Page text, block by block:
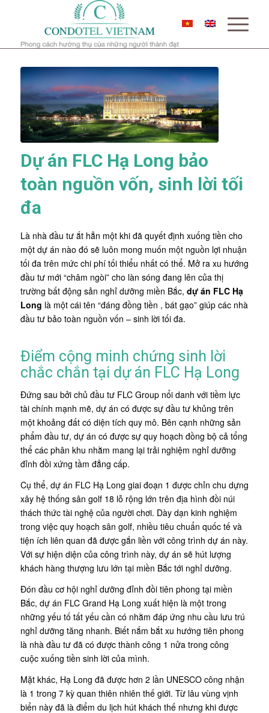
Dự án FLC Hạ Long bảo
toàn nguồn vốn, sinh lời tối
đa
Là nhà đầu tư ắt hẳn một khi đã quyết định xuống tiền cho
một dự án nào đó sẽ luôn mong muốn một nguồn lợi nhuận
tối đa trên mức chi phí tối thiểu nhất có thể. Mở ra xu hướng
đầu tư mới “châm ngòi” cho làn sóng đang lên của thị
trường bất động sản nghỉ dưỡng miền Bắc, dự án FLC Hạ
Long là một cái tên “đáng đồng tiền , bát gạo” giúp các nhà
đầu tư bảo toàn nguồn vốn – sinh lời tối đa.
Điểm cộng minh chứng sinh lời
chắc chắn tại dự án FLC Hạ Long
Đứng sau bởi chủ đầu tư FLC Group nổi danh với tiềm lực
tài chính mạnh mẽ, dự án có được sự đầu tư khủng trên
một khoảng đất có diện tích quy mô. Bên cạnh những sản
phẩm đầu tư, dự án có được sự quy hoạch đồng bộ cả tổng
thể các phân khu nhằm mang lại trải nghiệm nghỉ dưỡng
đỉnh đồi xứng tầm đẳng cấp.
Cụ thể, dự án FLC Hạ Long giai đoạn 1 được chỉn chu dựng
xây hệ thống sân golf 18 lỗ rộng lớn trên địa hình đồi núi
thách thức tài nghệ của người chơi. Dày dạn kinh nghiệm
trong việc quy hoạch sân golf, nhiều tiêu chuẩn quốc tế và
tiện ích liên quan đã được gắn liền với công trình dự án này.
Với sự hiện diện của công trình này, dự án sẽ hút lượng
khách hàng thượng lưu lớn tại miền Bắc tới nghỉ dưỡng.
Đón đầu cơ hội nghỉ dưỡng đỉnh đồi tiên phong tại miền
Bắc, dự án FLC Grand Hạ Long xuất hiện là một trong
những yếu tố tất yếu cần có nhằm đáp ứng nhu cầu lưu trú
nghỉ dưỡng tăng nhanh. Biết nắm bắt xu hướng tiên phong
là nhà đầu tư đã có được thành công 1 nửa trong công
cuộc xuống tiền sinh lời của mình.
Mặt khác, Hạ Long đã được hơn 2 lần UNESCO công nhận
là 1 trong 7 kỳ quan thiên nhiên thế giới. Từ lâu vùng vịnh
biển này đã là điểm du lịch hút khách thế nhưng khi được